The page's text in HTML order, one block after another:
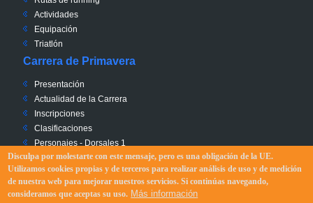
Actividades
Equipación
Triatlón
Carrera de Primavera
Presentación
Actualidad de la Carrera
Inscripciones
Clasificaciones
Personajes - Dorsales 1
Solidaridad - Dorsales 0
Recorrido
Reglamento
Disculpa por molestarte con este mensaje, pero es una obligación de la UE.
Utilizamos cookies propias y de terceros para realizar análisis de uso y de medición
de nuestra web para mejorar nuestros servicios. Si continúas navegando,
consideramos que aceptas su uso. Más información